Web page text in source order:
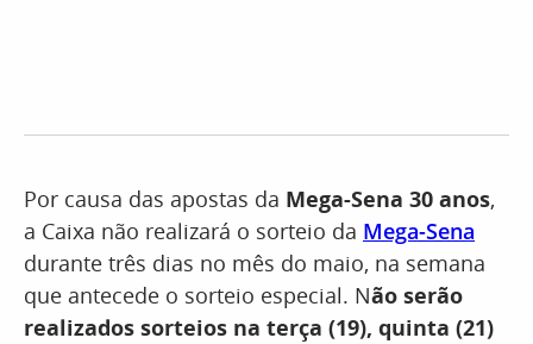
Por causa das apostas da Mega-Sena 30 anos,
a Caixa não realizará o sorteio da Mega-Sena
durante três dias no mês do maio, na semana
que antecede o sorteio especial. Não serão
realizados sorteios na terça (19), quinta (21)